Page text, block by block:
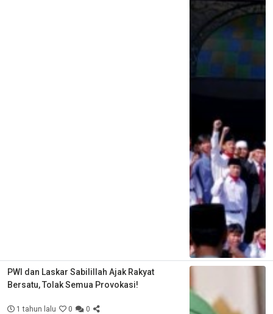
PWI dan Laskar Sabilillah Ajak Rakyat
Bersatu, Tolak Semua Provokasi!
1 tahun lalu 0 0